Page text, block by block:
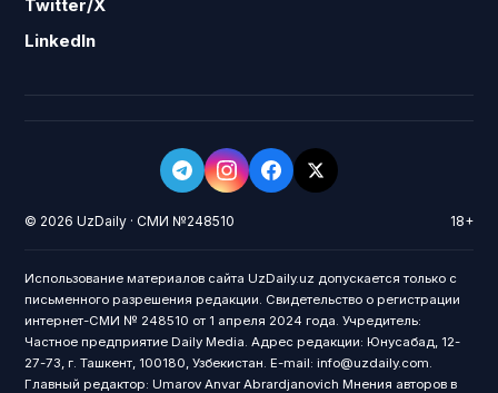
Twitter/X
LinkedIn
© 2026 UzDaily · СМИ №248510 18+
Использование материалов сайта UzDaily.uz допускается только с
письменного разрешения редакции. Свидетельство о регистрации
интернет-СМИ № 248510 от 1 апреля 2024 года. Учредитель:
Частное предприятие Daily Media. Адрес редакции: Юнусабад, 12-
27-73, г. Ташкент, 100180, Узбекистан. E-mail: info@uzdaily.com.
Главный редактор: Umarov Anvar Abrardjanovich Мнения авторов в